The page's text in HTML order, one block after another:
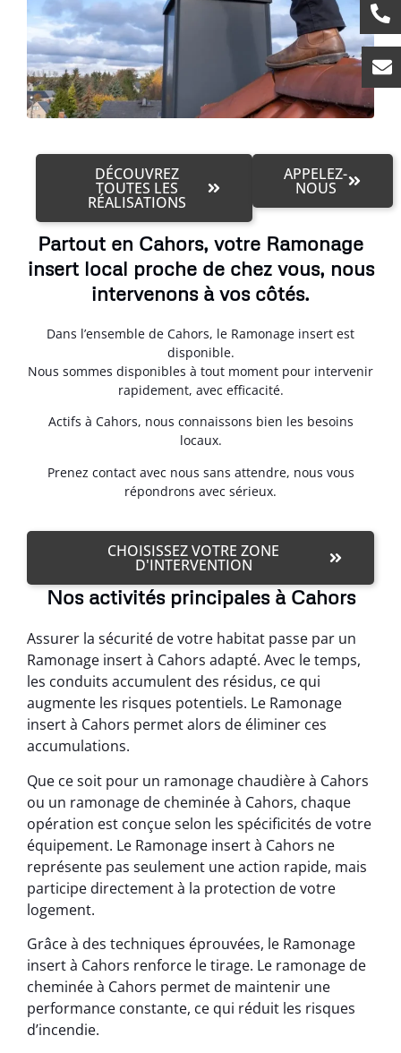
DÉCOUVREZ
TOUTES LES
RÉALISATIONS
APPELEZ-
NOUS
Partout en Cahors, votre Ramonage
insert local proche de chez vous, nous
intervenons à vos côtés.
Dans l’ensemble de Cahors, le Ramonage insert est
disponible.
Nous sommes disponibles à tout moment pour intervenir
rapidement, avec efficacité.
Actifs à Cahors, nous connaissons bien les besoins
locaux.
Prenez contact avec nous sans attendre, nous vous
répondrons avec sérieux.
CHOISISSEZ VOTRE ZONE
D'INTERVENTION
Nos activités principales à Cahors
Assurer la sécurité de votre habitat passe par un
Ramonage insert à Cahors adapté. Avec le temps,
les conduits accumulent des résidus, ce qui
augmente les risques potentiels. Le Ramonage
insert à Cahors permet alors de éliminer ces
accumulations.
Que ce soit pour un ramonage chaudière à Cahors
ou un ramonage de cheminée à Cahors, chaque
opération est conçue selon les spécificités de votre
équipement. Le Ramonage insert à Cahors ne
représente pas seulement une action rapide, mais
participe directement à la protection de votre
logement.
Grâce à des techniques éprouvées, le Ramonage
insert à Cahors renforce le tirage. Le ramonage de
cheminée à Cahors permet de maintenir une
performance constante, ce qui réduit les risques
d’incendie.